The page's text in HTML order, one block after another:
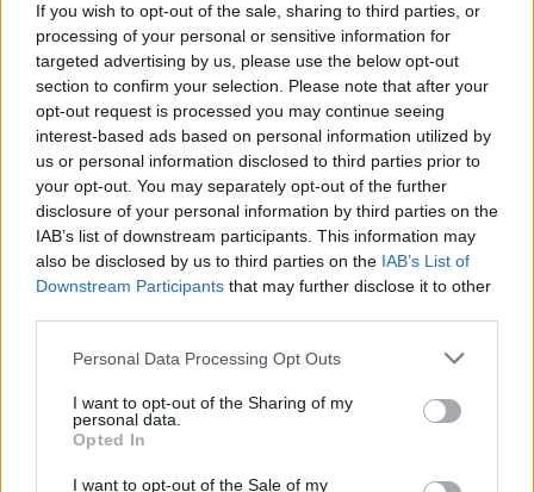
If you wish to opt-out of the sale, sharing to third parties, or
processing of your personal or sensitive information for
targeted advertising by us, please use the below opt-out
section to confirm your selection. Please note that after your
opt-out request is processed you may continue seeing
interest-based ads based on personal information utilized by
us or personal information disclosed to third parties prior to
your opt-out. You may separately opt-out of the further
disclosure of your personal information by third parties on the
IAB’s list of downstream participants. This information may
also be disclosed by us to third parties on the IAB’s List of
Downstream Participants that may further disclose it to other
Personal Data Processing Opt Outs
I want to opt-out of the Sharing of my
personal data.
Opted In
I want to opt-out of the Sale of my
MOTOMAIS
Kawasaki Vulcan mantém-se na gama em
2027
Fazendo parte, com orgulho, da lendária gama Kawasaki
Vulcan, a Vulcan S de média cilindrada apresenta já uma
boa...
POR FERNANDO NETO 7 AGOSTO, 2026